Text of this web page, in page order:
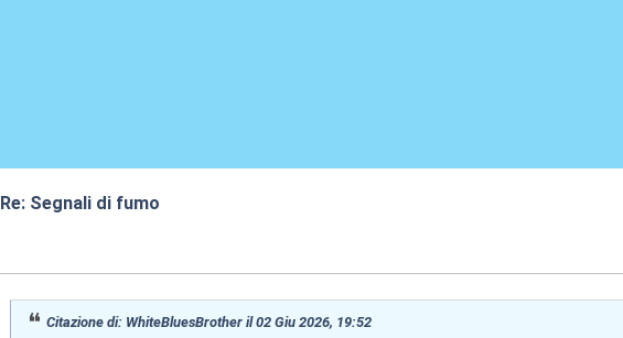
Re: Segnali di fumo
Citazione di: WhiteBluesBrother il 02 Giu 2026, 19:52